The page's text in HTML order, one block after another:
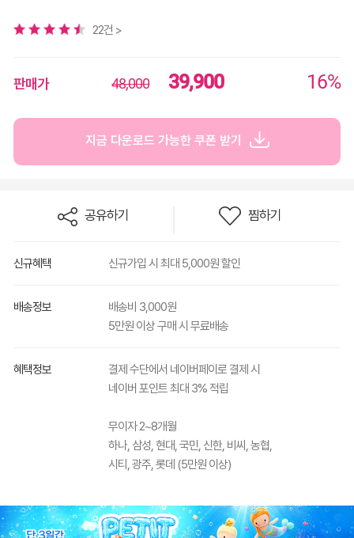
22건 >
판매가 48,000 39,900 16%
지금 다운로드 가능한 쿠폰 받기
공유하기 찜하기
신규혜택 신규가입 시 최대 5,000원 할인
배송정보
배송비 3,000원
5만원 이상 구매 시 무료배송
혜택정보
결제 수단에서 네이버페이로 결제 시
네이버 포인트 최대 3% 적립
무이자 2~8개월
하나, 삼성, 현대, 국민, 신한, 비씨, 농협,
시티, 광주, 롯데 (5만원 이상)